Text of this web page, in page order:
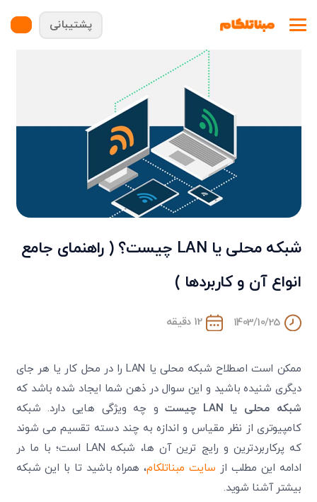
پشتیبانی
شبکه محلی یا LAN چیست؟ ( راهنمای جامع
انواع آن و کاربردها )
1403/10/25 12 دقیقه
ممکن است اصطلاح شبکه محلی یا LAN را در محل کار یا هر جای
دیگری شنیده باشید و این سوال در ذهن شما ایجاد شده باشد که
شبکه محلی یا LAN چیستو چه ویژگی هایی دارد. شبکه
کامپیوتری از نظر مقیاس و اندازه به چند دسته تقسیم می شوند
که پرکاربردترین و رایج ترین آن ها، شبکه LAN است؛ با ما در
ادامه این مطلب از سایت مبناتلکام، همراه باشید تا با این شبکه
بیشتر آشنا شوید.